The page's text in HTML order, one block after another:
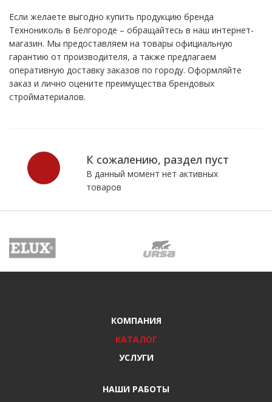
Если желаете выгодно купить продукцию бренда
Технониколь в Белгороде – обращайтесь в наш интернет-
магазин. Мы предоставляем на товары официальную
гарантию от производителя, а также предлагаем
оперативную доставку заказов по городу. Оформляйте
заказ и лично оцените преимущества брендовых
стройматериалов.
К сожалению, раздел пуст
В данный момент нет активных
товаров
КОМПАНИЯ
КАТАЛОГ
УСЛУГИ
НАШИ РАБОТЫ